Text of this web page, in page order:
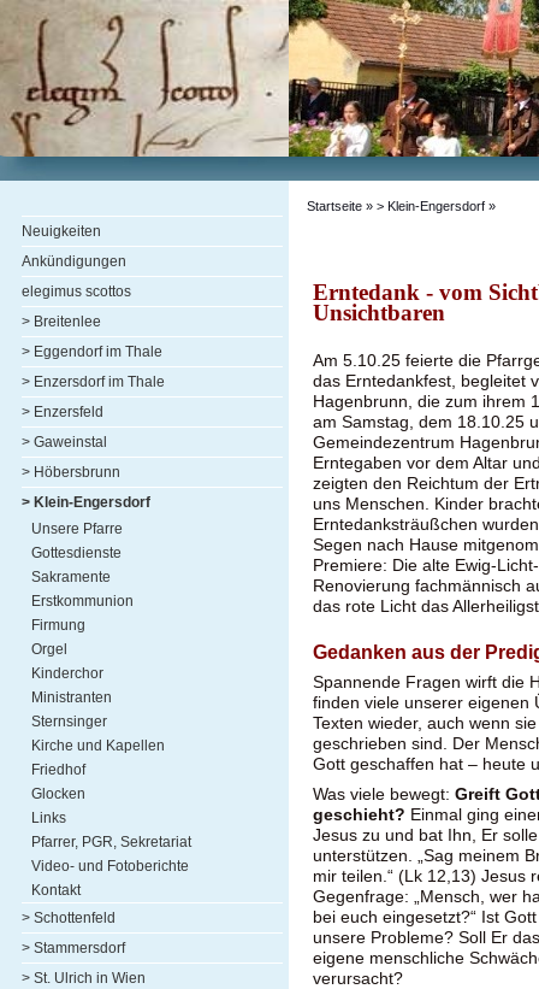
Neuigkeiten
Ankündigungen
elegimus scottos
> Breitenlee
> Eggendorf im Thale
> Enzersdorf im Thale
> Enzersfeld
> Gaweinstal
> Höbersbrunn
> Klein-Engersdorf
Unsere Pfarre
Gottesdienste
Sakramente
Erstkommunion
Firmung
Orgel
Kinderchor
Ministranten
Sternsinger
Kirche und Kapellen
Friedhof
Glocken
Links
Pfarrer, PGR, Sekretariat
Video- und Fotoberichte
Kontakt
> Schottenfeld
> Stammersdorf
> St. Ulrich in Wien
Startseite » > Klein-Engersdorf »
Erntedank - vom
Unsichtbaren
Am 5.10.25 feierte die
das Erntedankfest, begleitet
Hagenbrunn, die zum ihrem
am Samstag, dem 18.10.25
Gemeindezentrum
Erntegaben vor dem Altar
zeigten den Reichtum der
uns Menschen. Kinder
Erntedanksträußchen
Segen nach Hause
Premiere: Die alte Ewig-
Renovierung fachmännisch
das rote Licht das
Gedanken aus der
Spannende Fragen wirft die
finden viele unserer eigenen
Texten wieder, auch wenn
geschrieben sind. Der
Gott geschaffen hat – heute
Was viele bewegt: Greift
geschieht? Einmal ging
Jesus zu und bat Ihn, Er
unterstützen. „Sag meinem
mir teilen.“ (Lk 12,13) Jesus
Gegenfrage: „Mensch, wer
bei euch eingesetzt?“ Ist
unsere Probleme? Soll Er
eigene menschliche
verursacht?